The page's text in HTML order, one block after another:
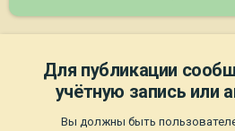
Для публикации
учётную запись или
Вы должны быть